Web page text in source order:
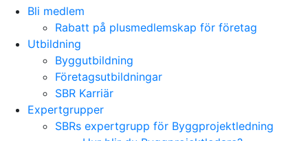
Bli medlem
Rabatt på plusmedlemskap för företag
Utbildning
Byggutbildning
Företagsutbildningar
SBR Karriär
Expertgrupper
SBRs expertgrupp för Byggprojektledning